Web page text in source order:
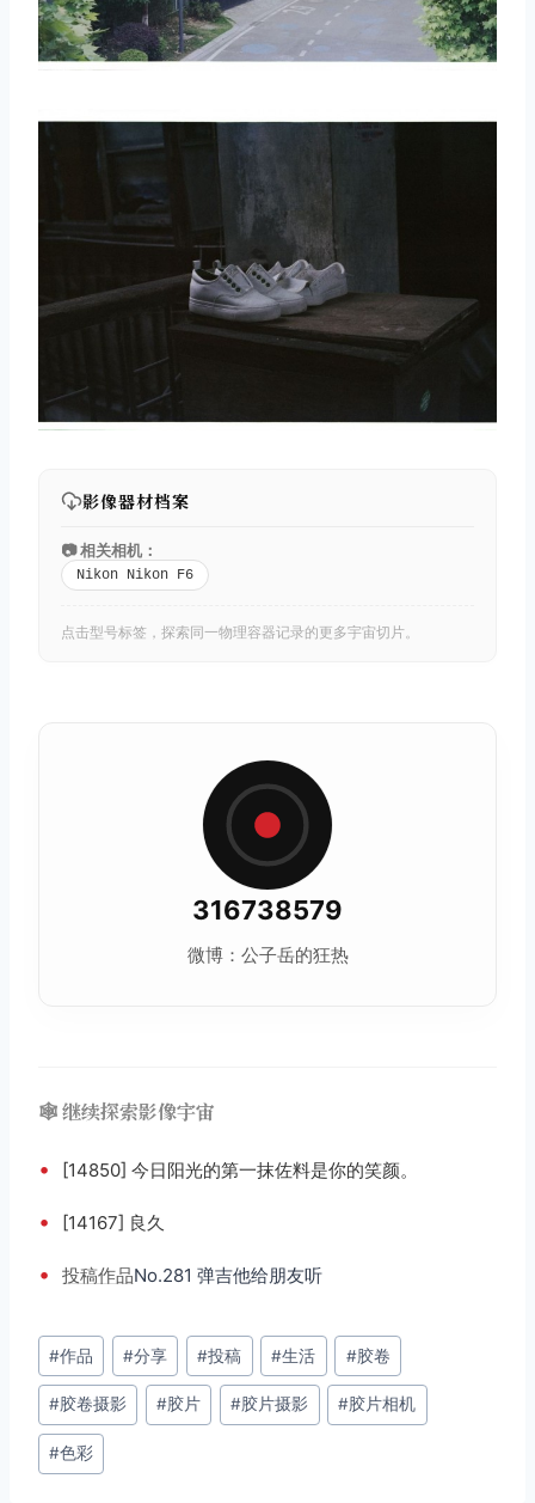
影像器材档案
📷 相关相机：
Nikon Nikon F6
点击型号标签，探索同一物理容器记录的更多宇宙切片。
316738579
微博：公子岳的狂热
🕸️ 继续探索影像宇宙
• [14850] 今日阳光的第一抹佐料是你的笑颜。
• [14167] 良久
• 投稿作品No.281 弹吉他给朋友听
文
章
标
签：
#作品 #分享 #投稿 #生活 #胶卷
#胶卷摄影 #胶片 #胶片摄影 #胶片相机
#色彩
搜索